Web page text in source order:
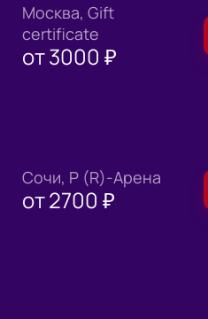
Москва, Gift
certificate
от3000 ₽
Сочи, Р (R)-Арена
от2700 ₽